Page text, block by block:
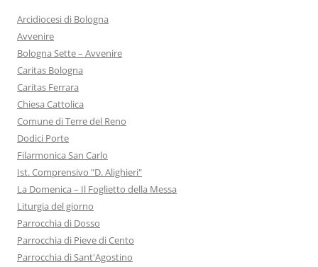
Arcidiocesi di Bologna
Avvenire
Bologna Sette – Avvenire
Caritas Bologna
Caritas Ferrara
Chiesa Cattolica
Comune di Terre del Reno
Dodici Porte
Filarmonica San Carlo
Ist. Comprensivo "D. Alighieri"
La Domenica – Il Foglietto della Messa
Liturgia del giorno
Parrocchia di Dosso
Parrocchia di Pieve di Cento
Parrocchia di Sant'Agostino